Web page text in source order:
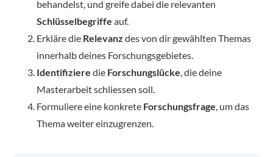
behandelst, und greife dabei die relevanten
Schlüsselbegriffe auf.
Erkläre die Relevanz des von dir gewählten Themas
innerhalb deines Forschungsgebietes.
Identifiziere die Forschungslücke, die deine
Masterarbeit schliessen soll.
Formuliere eine konkrete Forschungsfrage, um das
Thema weiter einzugrenzen.